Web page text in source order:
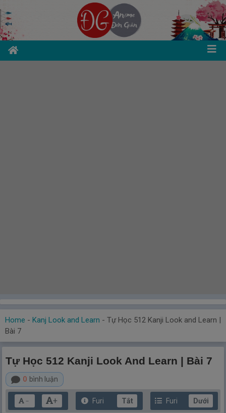
Home - Kanj Look and Learn - Tự Học 512 Kanji Look and Learn |
Bài 7
Tự Học 512 Kanji Look And Learn | Bài 7
0 bình luận
－ + Furi Tắt Furi Dưới